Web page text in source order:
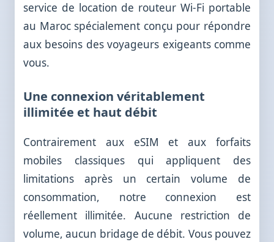
service de location de routeur Wi-Fi portable
au Maroc spécialement conçu pour répondre
aux besoins des voyageurs exigeants comme
vous.
Une connexion véritablement
illimitée et haut débit
Contrairement aux eSIM et aux forfaits
mobiles classiques qui appliquent des
limitations après un certain volume de
consommation, notre connexion est
réellement illimitée. Aucune restriction de
volume, aucun bridage de débit. Vous pouvez